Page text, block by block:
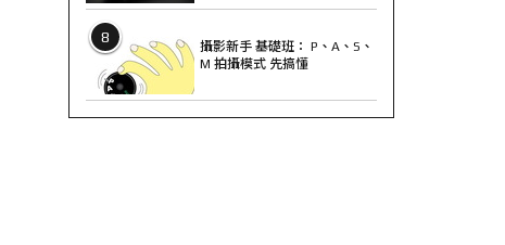
8
攝影新手 基礎班： P、A、S、
M 拍攝模式 先搞懂